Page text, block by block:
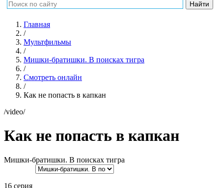
Главная
/
Мультфильмы
/
Мишки-братишки. В поисках тигра
/
Смотреть онлайн
/
Как не попасть в капкан
/video/
Как не попасть в капкан
Мишки-братишки. В поисках тигра
16 серия